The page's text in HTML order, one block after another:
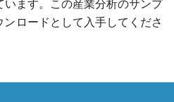
います。この産業分析のサンプ
ロードとして入手してくださ